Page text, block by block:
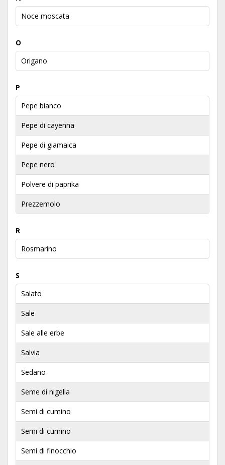
Noce moscata
O
Origano
P
Pepe bianco
Pepe di cayenna
Pepe di giamaica
Pepe nero
Polvere di paprika
Prezzemolo
R
Rosmarino
S
Salato
Sale
Sale alle erbe
Salvia
Sedano
Seme di nigella
Semi di cumino
Semi di cumino
Semi di finocchio